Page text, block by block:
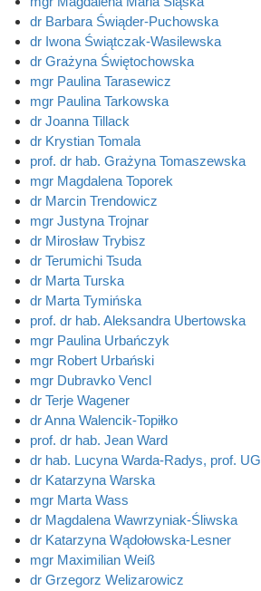
dr Barbara Świąder-Puchowska
dr Iwona Świątczak-Wasilewska
dr Grażyna Świętochowska
mgr Paulina Tarasewicz
mgr Paulina Tarkowska
dr Joanna Tillack
dr Krystian Tomala
prof. dr hab. Grażyna Tomaszewska
mgr Magdalena Toporek
dr Marcin Trendowicz
mgr Justyna Trojnar
dr Mirosław Trybisz
dr Terumichi Tsuda
dr Marta Turska
dr Marta Tymińska
prof. dr hab. Aleksandra Ubertowska
mgr Paulina Urbańczyk
mgr Robert Urbański
mgr Dubravko Vencl
dr Terje Wagener
dr Anna Walencik-Topiłko
prof. dr hab. Jean Ward
dr hab. Lucyna Warda-Radys, prof. UG
dr Katarzyna Warska
mgr Marta Wass
dr Magdalena Wawrzyniak-Śliwska
dr Katarzyna Wądołowska-Lesner
mgr Maximilian Weiß
dr Grzegorz Welizarowicz